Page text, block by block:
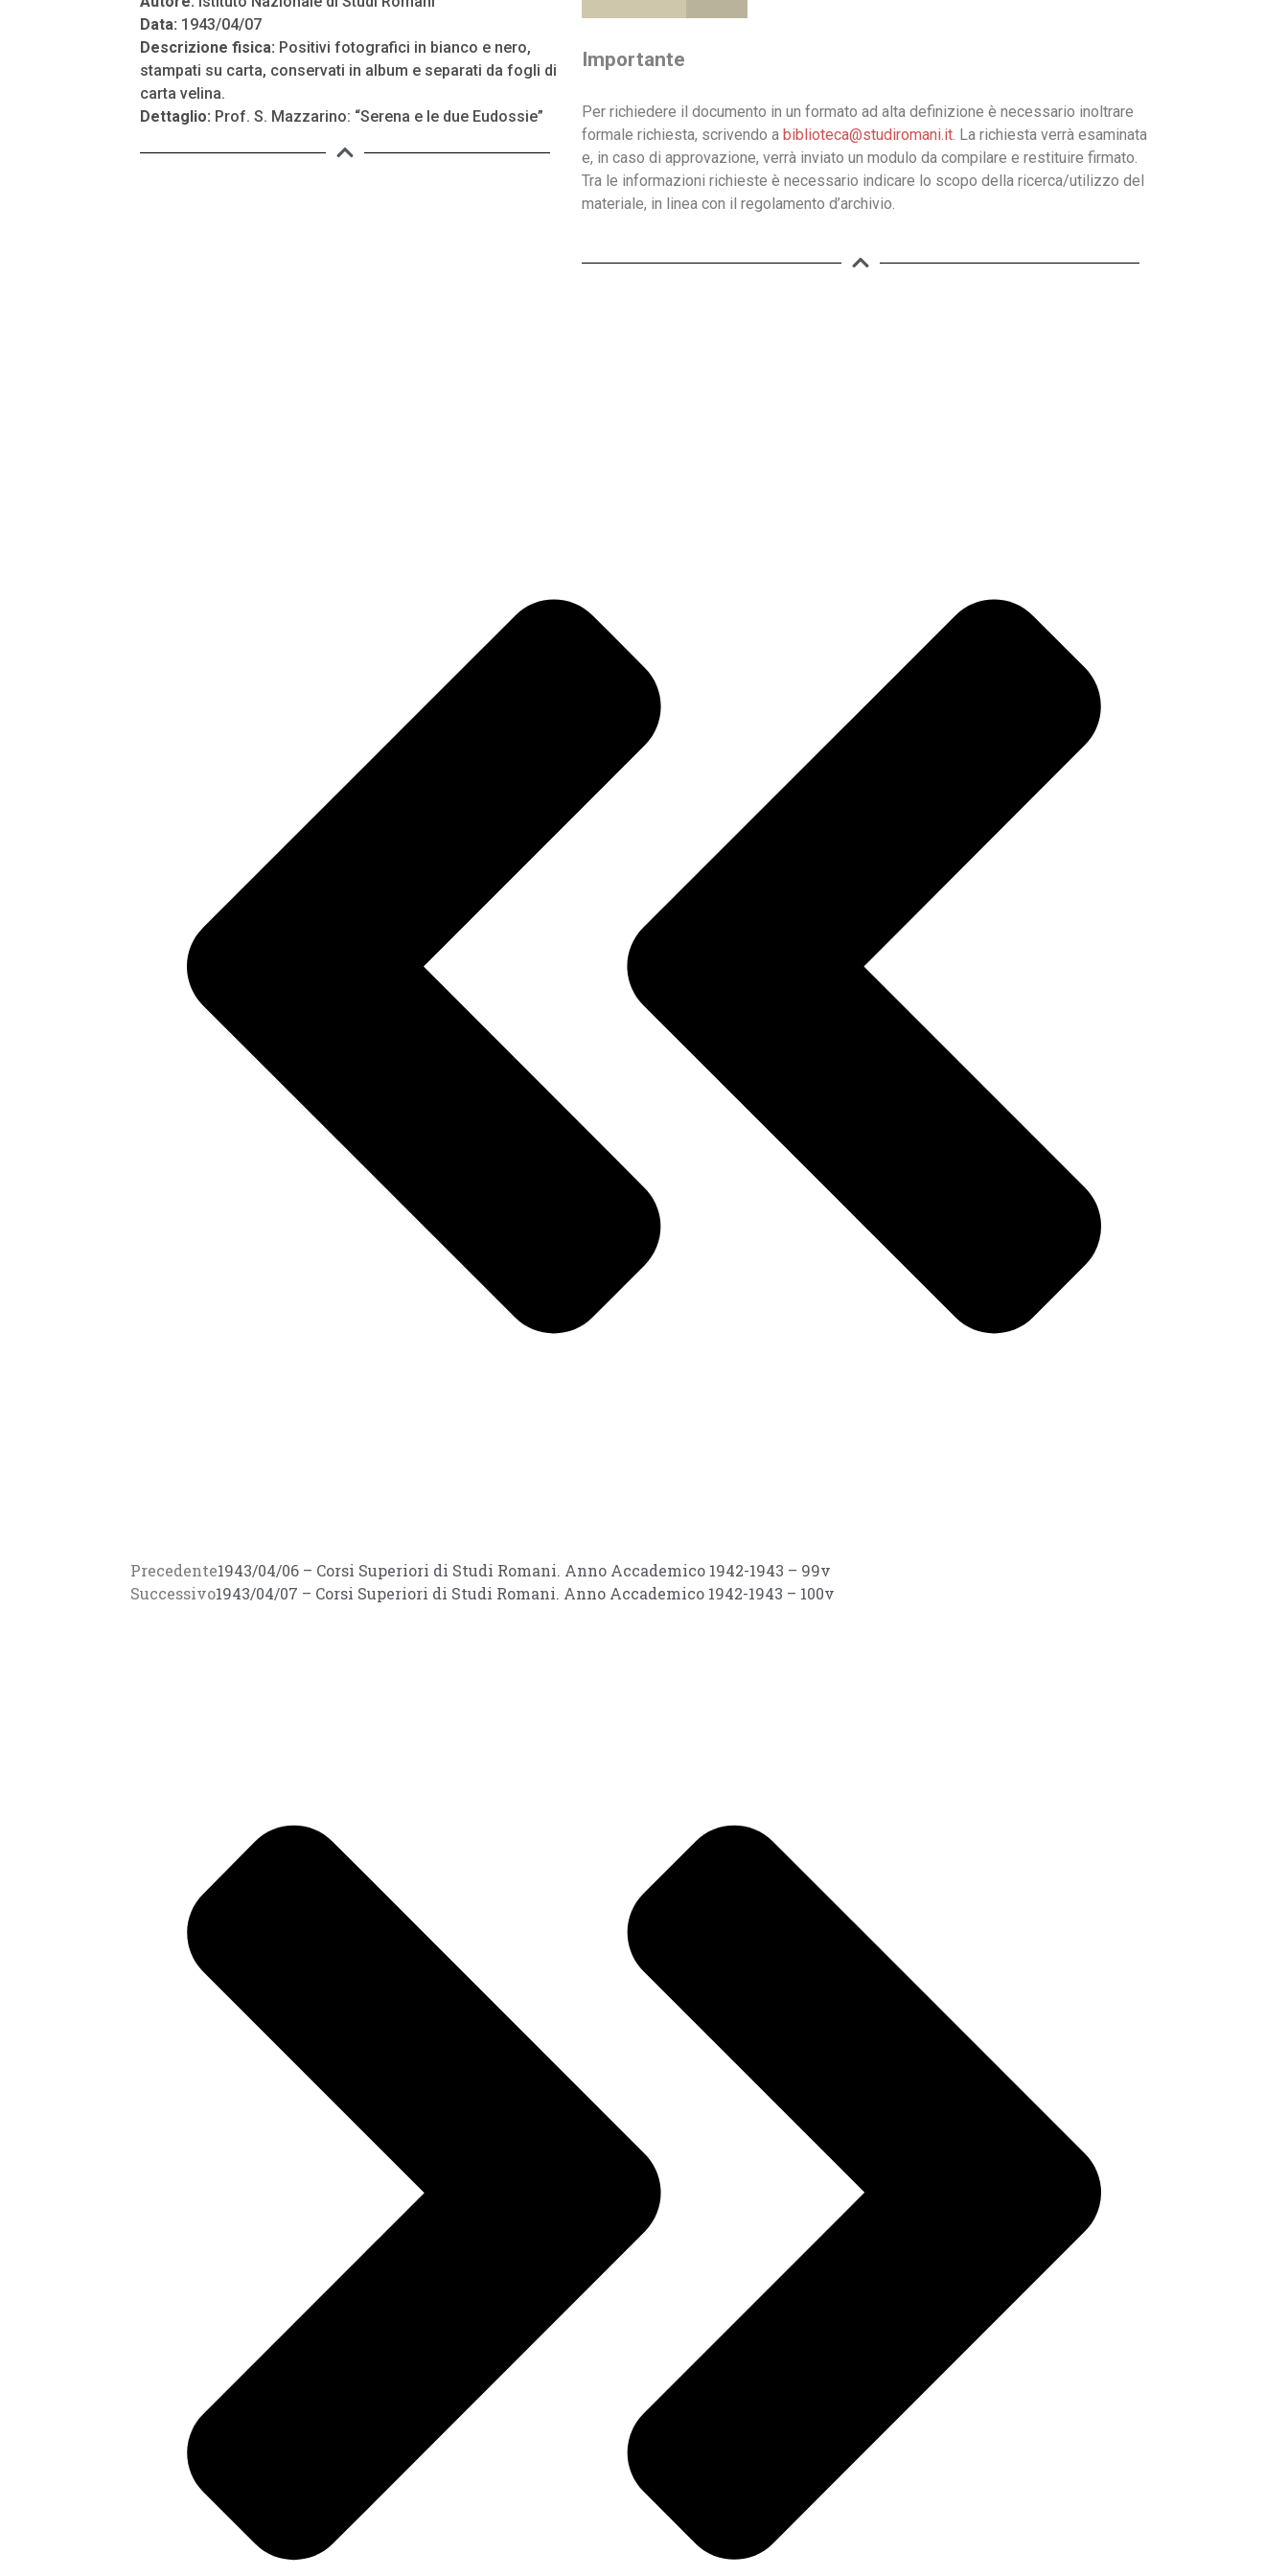
Data: 1943/04/07
Descrizione fisica: Positivi fotografici in bianco e nero,
stampati su carta, conservati in album e separati da fogli di
carta velina.
Dettaglio: Prof. S. Mazzarino: “Serena e le due Eudossie”
Importante
Per richiedere il documento in un formato ad alta definizione è necessario inoltrare
formale richiesta, scrivendo a biblioteca@studiromani.it. La richiesta verrà esaminata
e, in caso di approvazione, verrà inviato un modulo da compilare e restituire firmato.
Tra le informazioni richieste è necessario indicare lo scopo della ricerca/utilizzo del
materiale, in linea con il regolamento d’archivio.
Precedente1943/04/06 – Corsi Superiori di Studi Romani. Anno Accademico 1942-1943 – 99v
Successivo1943/04/07 – Corsi Superiori di Studi Romani. Anno Accademico 1942-1943 – 100v